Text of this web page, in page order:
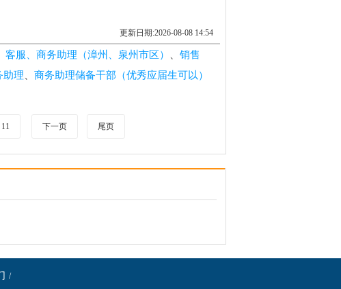
更新日期:2026-08-08 14:54
客服、商务助理（漳州、泉州市区）
销售
助理 商务助理储备干部（优秀应届生可以）
11 下一页 尾页
/